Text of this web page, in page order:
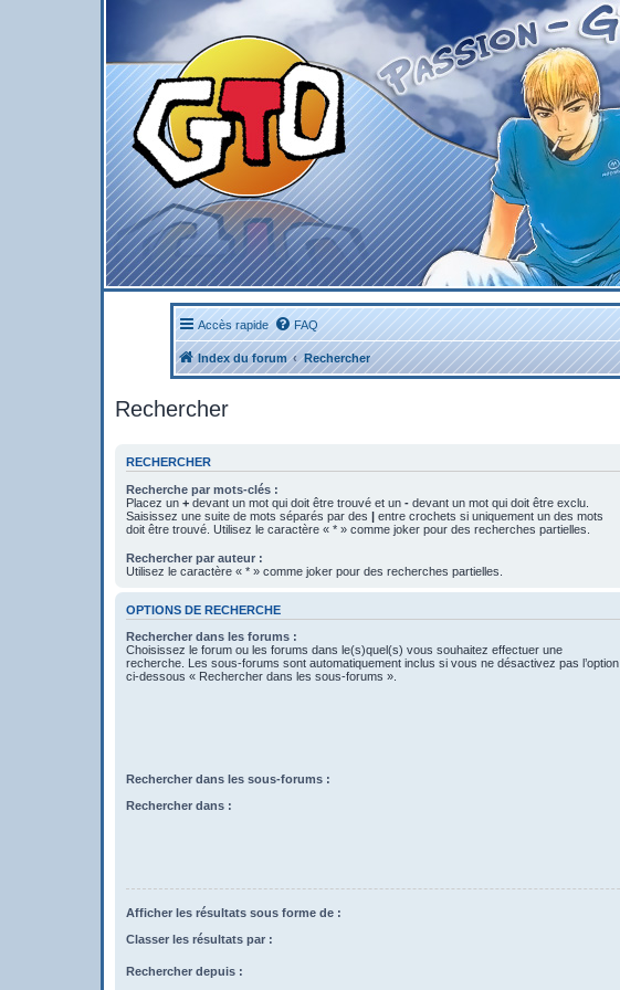
Accès rapide FAQ
Index du forum Rechercher
Rechercher
RECHERCHER
Recherche par mots-clés :
Placez un + devant un mot qui doit être trouvé et un - devant un mot qui doit être exclu.
Saisissez une suite de mots séparés par des | entre crochets si uniquement un des mots
doit être trouvé. Utilisez le caractère « * » comme joker pour des recherches partielles.
Rechercher par auteur :
Utilisez le caractère « * » comme joker pour des recherches partielles.
OPTIONS DE RECHERCHE
Rechercher dans les forums :
Choisissez le forum ou les forums dans le(s)quel(s) vous souhaitez effectuer une
recherche. Les sous-forums sont automatiquement inclus si vous ne désactivez pas l’option
ci-dessous « Rechercher dans les sous-forums ».
Rechercher dans les sous-forums :
Rechercher dans :
Afficher les résultats sous forme de :
Classer les résultats par :
Rechercher depuis :